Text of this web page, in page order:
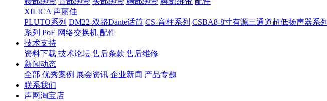
XILICA 声丽佳
PLUTO系列 DM22-双路Dante话筒 CS-音柱系列 CSBA8-8寸有源三通道超低扬声器系列
系列 PoE 网络交换机 配件
技术支持
资料下载 技术论坛 售后条款 售后维修
新闻动态
全部 优秀案例 展会资讯 企业新闻 产品专题
联系我们
声网淘宝店